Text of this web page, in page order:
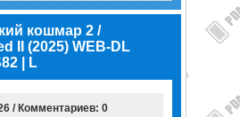
кошмар 2 /
II (2025) WEB-DL
| L
/ Комментариев: 0